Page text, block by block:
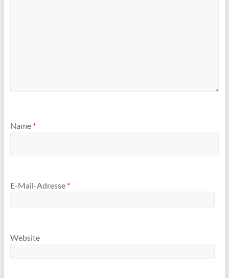
Name *
E-Mail-Adresse *
Website